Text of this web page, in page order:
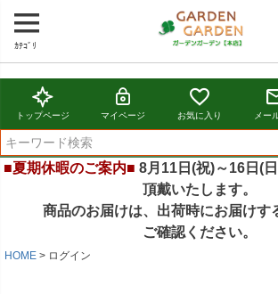
ｶﾃｺﾞﾘ
トップページ マイページ お気に入り メー
■夏期休暇のご案内■ 8月11日(祝)～16日(
頂戴いたします。
商品のお届けは、出荷時にお届けす
ご確認ください。
HOME ログイン